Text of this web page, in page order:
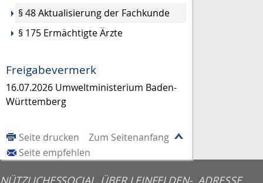
§ 48 Aktualisierung der Fachkunde
§ 175 Ermächtigte Ärzte
Freigabevermerk
16.07.2026 Umweltministerium Baden-
Württemberg
Zum Seitenanfang
Seite drucken
Seite empfehlen